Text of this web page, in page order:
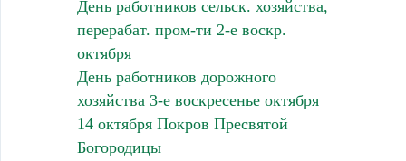
День работников сельск. хозяйства,
перерабат. пром-ти 2-е воскр.
октября
День работников дорожного
хозяйства 3-е воскресенье октября
14 октября Покров Пресвятой
Богородицы